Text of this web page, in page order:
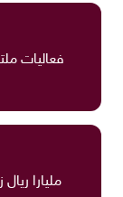
مليارا ريال زكاة 27 شركة مدرجة